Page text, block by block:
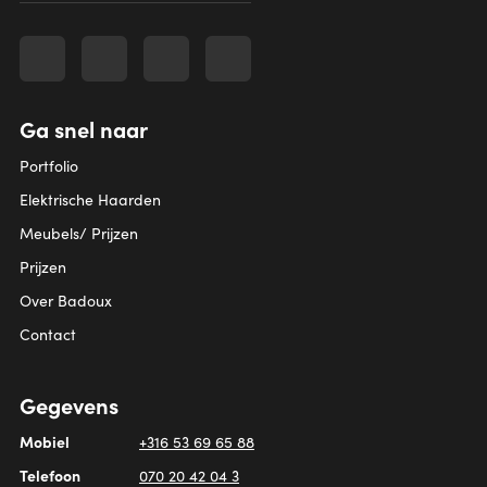
Ga snel naar
Portfolio
Elektrische Haarden
Meubels/ Prijzen
Prijzen
Over Badoux
Contact
Gegevens
Mobiel +316 53 69 65 88
Telefoon 070 20 42 04 3